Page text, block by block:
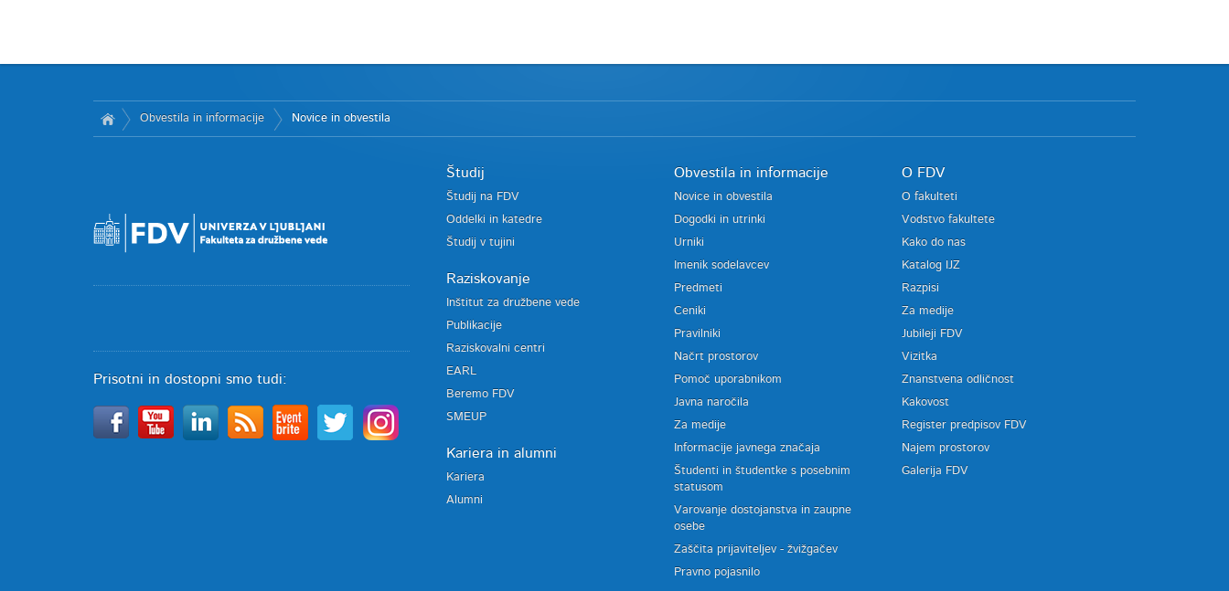
Obvestila in informacije Novice in obvestila
Prisotni in dostopni smo tudi:
Študij
Študij na FDV
Oddelki in katedre
Študij v tujini
Raziskovanje
Inštitut za družbene vede
Publikacije
Raziskovalni centri
EARL
Beremo FDV
SMEUP
Kariera in alumni
Kariera
Alumni
Obvestila in informacije
Novice in obvestila
Dogodki in utrinki
Urniki
Imenik sodelavcev
Predmeti
Ceniki
Pravilniki
Načrt prostorov
Pomoč uporabnikom
Javna naročila
Za medije
Informacije javnega značaja
Študenti in študentke s posebnim
statusom
Varovanje dostojanstva in zaupne
osebe
Zaščita prijaviteljev - žvižgačev
Pravno pojasnilo
O FDV
O fakulteti
Vodstvo fakultete
Kako do nas
Katalog IJZ
Razpisi
Za medije
Jubileji FDV
Vizitka
Znanstvena odličnost
Kakovost
Register predpisov FDV
Najem prostorov
Galerija FDV